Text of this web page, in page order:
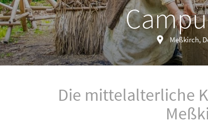
Meßkirch,
Die mittelalterliche